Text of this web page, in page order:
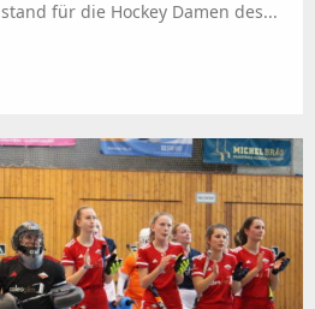
für die Hockey Damen des...